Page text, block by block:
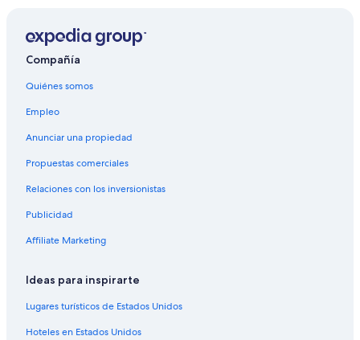
Casas de campo en Napier
Apartamentos en Napier
Hoteles de lujo en Napier
Moteles en Napier
Hoteles en Raukawa
Compañía
Quiénes somos
Empleo
Anunciar una propiedad
Propuestas comerciales
Relaciones con los inversionistas
Publicidad
Affiliate Marketing
Ideas para inspirarte
Lugares turísticos de Estados Unidos
Hoteles en Estados Unidos